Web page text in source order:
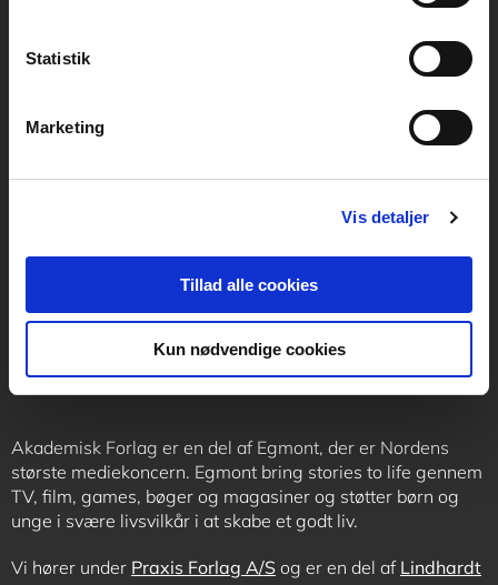
Statistik
Marketing
Vis detaljer
Tillad alle cookies
Kun nødvendige cookies
+45 70 24 00 00
Følg os
Akademisk Forlag er en del af Egmont, der er Nordens
største mediekoncern. Egmont bring stories to life gennem
TV, film, games, bøger og magasiner og støtter børn og
unge i svære livsvilkår i at skabe et godt liv.
Vi hører under Praxis Forlag A/S og er en del af Lindhardt